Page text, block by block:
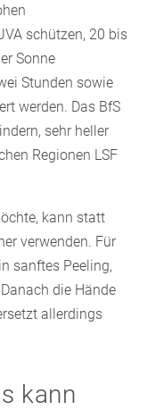
schützen, 20 bis
Sonne
Stunden sowie
werden. Das BfS
sehr heller
Regionen LSF
kann statt
verwenden. Für
sanftes Peeling,
die Hände
allerdings
kann